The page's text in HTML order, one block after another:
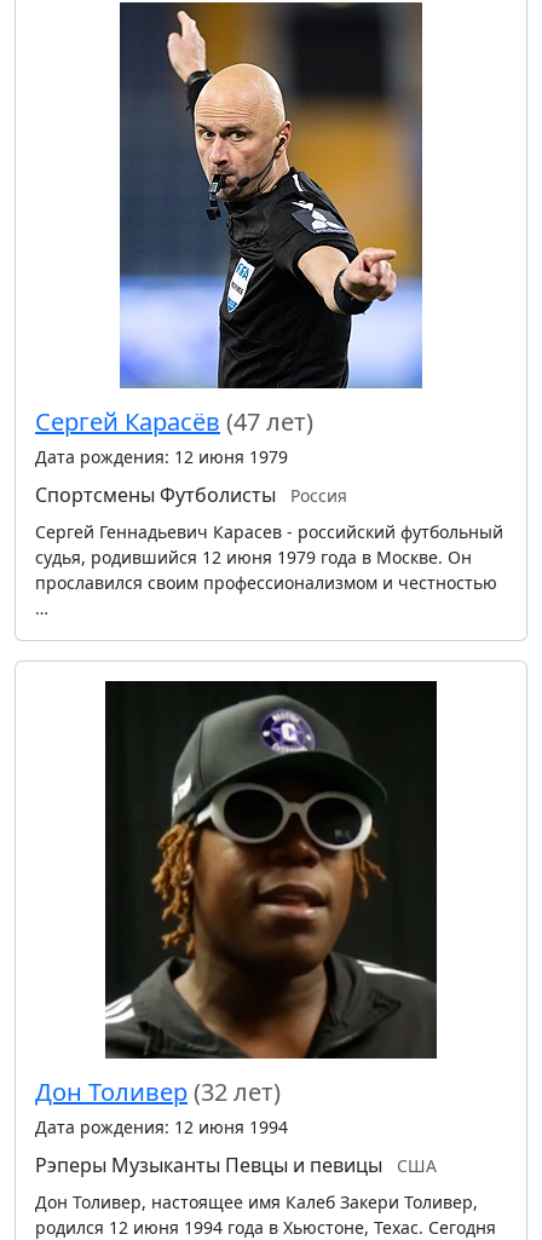
Сергей Карасёв (47 лет)
Дата рождения: 12 июня 1979
Спортсмены Футболисты
Россия
Сергей Геннадьевич Карасев - российский футбольный
судья, родившийся 12 июня 1979 года в Москве. Он
прославился своим профессионализмом и честностью
…
Дон Толивер(32 лет)
Дата рождения: 12 июня 1994
Рэперы Музыканты Певцы и певицы
США
Дон Толивер, настоящее имя Калеб Закери Толивер,
родился 12 июня 1994 года в Хьюстоне, Техас. Сегодня